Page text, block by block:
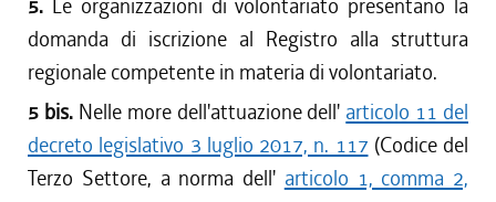
5. Le organizzazioni di volontariato presentano la
domanda di iscrizione al Registro alla struttura
regionale competente in materia di volontariato.
5 bis. Nelle more dell'attuazione dell' articolo 11 del
decreto legislativo 3 luglio 2017, n. 117 (Codice del
Terzo Settore, a norma dell' articolo 1, comma 2,